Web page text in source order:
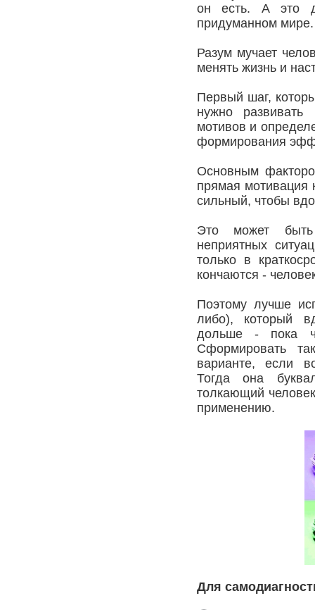
он есть. А это
придуманном мире.
Разум мучает
менять жизнь и
Первый шаг,
нужно развивать
мотивов и
формирования
Основным
прямая мотивация
сильный, чтобы
Это может быть
неприятных
только в
кончаются -
Поэтому лучше
либо), который
дольше - пока
Сформировать
варианте, если
Тогда она
толкающий
применению.
Для